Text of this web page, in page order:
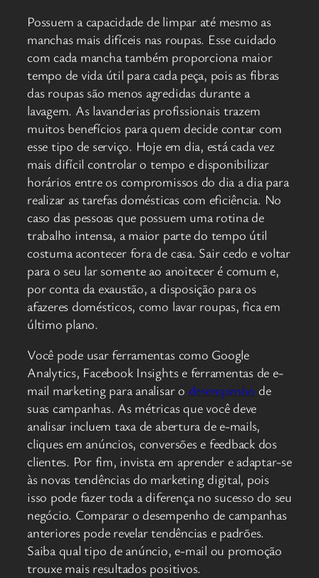
Possuem a capacidade de limpar até mesmo as
manchas mais difíceis nas roupas. Esse cuidado
com cada mancha também proporciona maior
tempo de vida útil para cada peça, pois as fibras
das roupas são menos agredidas durante a
lavagem. As lavanderias profissionais trazem
muitos benefícios para quem decide contar com
esse tipo de serviço. Hoje em dia, está cada vez
mais difícil controlar o tempo e disponibilizar
horários entre os compromissos do dia a dia para
realizar as tarefas domésticas com eficiência. No
caso das pessoas que possuem uma rotina de
trabalho intensa, a maior parte do tempo útil
costuma acontecer fora de casa. Sair cedo e voltar
para o seu lar somente ao anoitecer é comum e,
por conta da exaustão, a disposição para os
afazeres domésticos, como lavar roupas, fica em
último plano.
Você pode usar ferramentas como Google
Analytics, Facebook Insights e ferramentas de e-
mail marketing para analisar o desempenho de
suas campanhas. As métricas que você deve
analisar incluem taxa de abertura de e-mails,
cliques em anúncios, conversões e feedback dos
clientes. Por fim, invista em aprender e adaptar-se
às novas tendências do marketing digital, pois
isso pode fazer toda a diferença no sucesso do seu
negócio. Comparar o desempenho de campanhas
anteriores pode revelar tendências e padrões.
Saiba qual tipo de anúncio, e-mail ou promoção
trouxe mais resultados positivos.